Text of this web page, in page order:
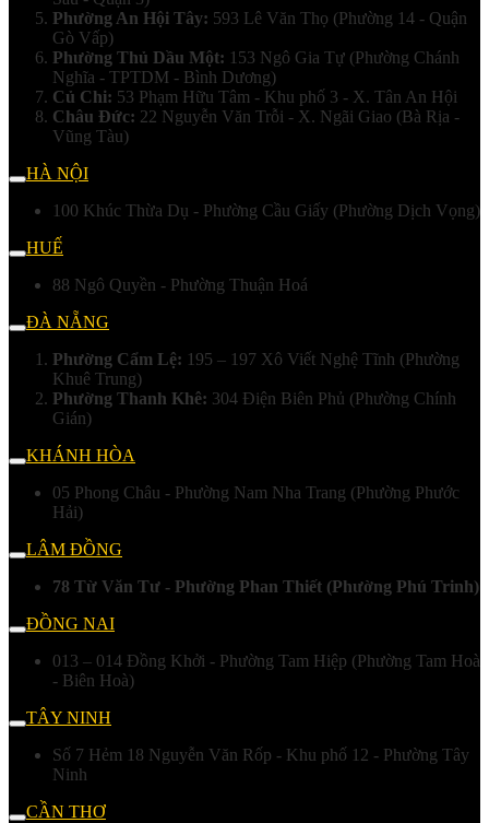
Phường An Hội Tây: 593 Lê Văn Thọ (Phường 14 - Quận
Gò Vấp)
Phường Thủ Dầu Một: 153 Ngô Gia Tự (Phường Chánh
Nghĩa - TPTDM - Bình Dương)
Củ Chi: 53 Phạm Hữu Tâm - Khu phố 3 - X. Tân An Hội
Châu Đức: 22 Nguyễn Văn Trỗi - X. Ngãi Giao (Bà Rịa -
Vũng Tàu)
HÀ NỘI
100 Khúc Thừa Dụ - Phường Cầu Giấy (Phường Dịch Vọng)
HUẾ
88 Ngô Quyền - Phường Thuận Hoá
ĐÀ NẴNG
Phường Cẩm Lệ: 195 – 197 Xô Viết Nghệ Tĩnh (Phường
Khuê Trung)
Phường Thanh Khê: 304 Điện Biên Phủ (Phường Chính
Gián)
KHÁNH HÒA
05 Phong Châu - Phường Nam Nha Trang (Phường Phước
Hải)
LÂM ĐỒNG
78 Từ Văn Tư - Phường Phan Thiết (Phường Phú Trinh)
ĐỒNG NAI
013 – 014 Đồng Khởi - Phường Tam Hiệp (Phường Tam Hoà
- Biên Hoà)
TÂY NINH
Số 7 Hẻm 18 Nguyễn Văn Rốp - Khu phố 12 - Phường Tây
Ninh
CẦN THƠ